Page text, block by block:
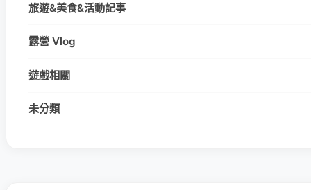
旅遊&美食&活動記事
露營 Vlog
遊戲相關
未分類